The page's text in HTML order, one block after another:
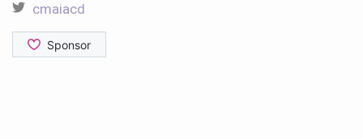
cmaiacd